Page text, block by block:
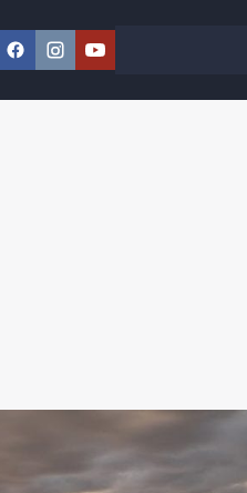
Facebook
Instagram
YouTube
Szukaj w serwisie